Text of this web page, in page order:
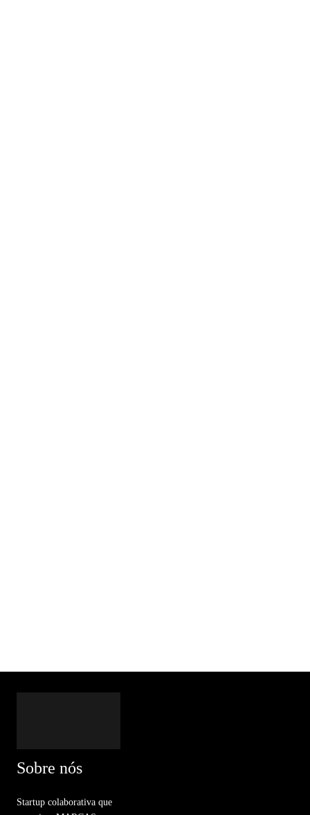
Sobre nós
Startup colaborativa que